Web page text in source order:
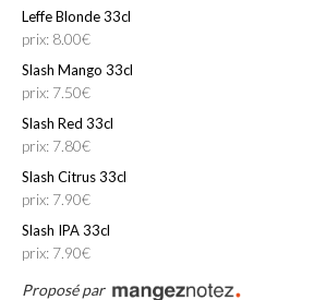
Leffe Blonde 33cl
prix: 8.00€
Slash Mango 33cl
prix: 7.50€
Slash Red 33cl
prix: 7.80€
Slash Citrus 33cl
prix: 7.90€
Slash IPA 33cl
prix: 7.90€
Proposé par